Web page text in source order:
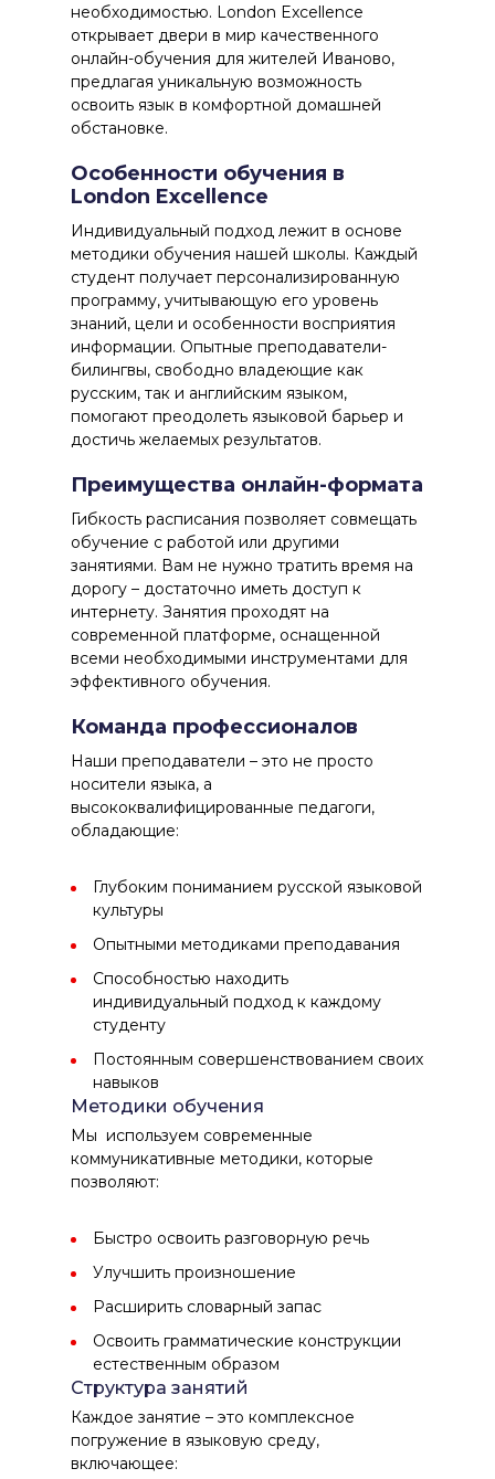
необходимостью. London Excellence
открывает двери в мир качественного
онлайн-обучения для жителей Иваново,
предлагая уникальную возможность
освоить язык в комфортной домашней
обстановке.
Особенности обучения в
London Excellence
Индивидуальный подход лежит в основе
методики обучения нашей школы. Каждый
студент получает персонализированную
программу, учитывающую его уровень
знаний, цели и особенности восприятия
информации. Опытные преподаватели-
билингвы, свободно владеющие как
русским, так и английским языком,
помогают преодолеть языковой барьер и
достичь желаемых результатов.
Преимущества онлайн-формата
Гибкость расписания позволяет совмещать
обучение с работой или другими
занятиями. Вам не нужно тратить время на
дорогу – достаточно иметь доступ к
интернету. Занятия проходят на
современной платформе, оснащенной
всеми необходимыми инструментами для
эффективного обучения.
Команда профессионалов
Наши преподаватели – это не просто
носители языка, а
высококвалифицированные педагоги,
обладающие:
Глубоким пониманием русской языковой
культуры
Опытными методиками преподавания
Способностью находить
индивидуальный подход к каждому
студенту
Постоянным совершенствованием своих
навыков
Методики обучения
Мы используем современные
коммуникативные методики, которые
позволяют:
Быстро освоить разговорную речь
Улучшить произношение
Расширить словарный запас
Освоить грамматические конструкции
естественным образом
Структура занятий
Каждое занятие – это комплексное
погружение в языковую среду,
включающее: